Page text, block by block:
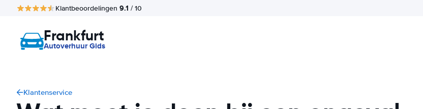
Klantbeoordelingen 9.1 / 10
Frankfurt
Autoverhuur Gids
Klantenservice